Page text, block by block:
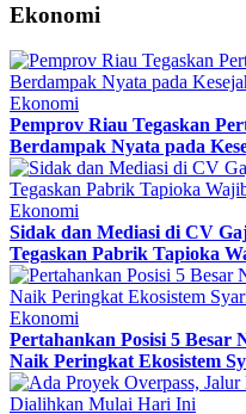
Ekonomi
Ekonomi
Pemprov Riau Tegaskan
Berdampak Nyata pada
Ekonomi
Sidak dan Mediasi di CV
Tegaskan Pabrik Tapioka
Ekonomi
Pertahankan Posisi 5 Besar
Naik Peringkat Ekosistem